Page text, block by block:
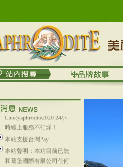
在外租屋者、居住處無管
理員、不方便在工作地點
取件者，歡迎多多使用
【郵局i郵箱】的服務喔～
【i郵箱】設立的地點，請
進入內頁連結～
時線上服務不打烊！
本站支援台灣Pay
本站聲明：本站目前已無
和葛堡國際有限公司任何
合作關係
本站支援支付宝